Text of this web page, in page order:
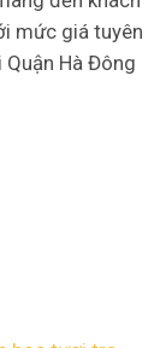
mức giá tuyên
Hà Đông